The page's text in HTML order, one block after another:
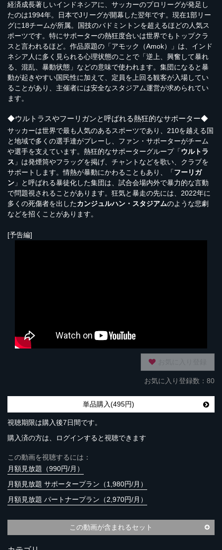
経済成長著しいインドネシアに、サッカーのプロリーグが発足し
たのは1994年。日本でJリーグが開幕した翌年です。現在1部リー
グに18チームが所属。国技のバドミントンを超えるほどの人気ス
ポーツです。特にサポーターの熱狂度合いは世界でもトップクラ
スと言われるほど。作品原題の「アモック（Amok）」は、インド
ネシア人に多く見られる心理状態のことで「逆上、興奮して暴れ
る、混乱、暴動状態」などの意味で使われます。集団になると暴
動が起きやすい国民性に加えて、定員を上回る観客が入場してい
ることがあり、主催者には安全なスタジアム運営が求められてい
ます。
◆ウルトラスやフーリガンと呼ばれる熱狂的なサポーター◆
サッカーは世界で最も人気のあるスポーツであり、210を越える国
と地域で多くの選手達がプレーし、ファン・サポーターがチーム
や選手を支えています。熱狂的なサポーターグループ「ウルトラ
ス 」は発煙筒やフラッグを掲げ、チャントなどを歌い、クラブを
サポートします。情熱が暴動にかわることもあり、「フーリガ
ン 」と呼ばれる暴徒化した集団は、試合会場内外で暴力的な言動
で問題視されることがあります。狂気と暴走の先には、2022年に
多くの死傷者を出したカンジュルハン・スタジアムのような悲劇
などを招くことがあります。
[予告編]
お気に入り登録数：80
単品購入(495円)
視聴期限は購入後7日間です。
購入済の方は、ログインすると視聴できます
この動画を視聴するには：
月額見放題（990円/月）
月額見放題 サポータープラン（1,980円/月）
月額見放題 パートナープラン（2,970円/月）
この動画が含まれるセット